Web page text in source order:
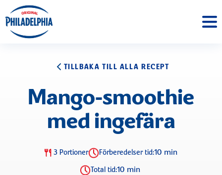
TILLBAKA TILL ALLA RECEPT
Mango-smoothie
med ingefära
3 Portioner Förberedelser tid:10 min
Total tid:10 min